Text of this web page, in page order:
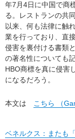
年7月4日に中国で商
る。レストランの共
以来、何も法律に触
業を行っており、直
侵害を裏付ける書類
の著名性についても
HBO商標を真に侵害
になるだろう。
本文は こちら （
ベネルクス：またも